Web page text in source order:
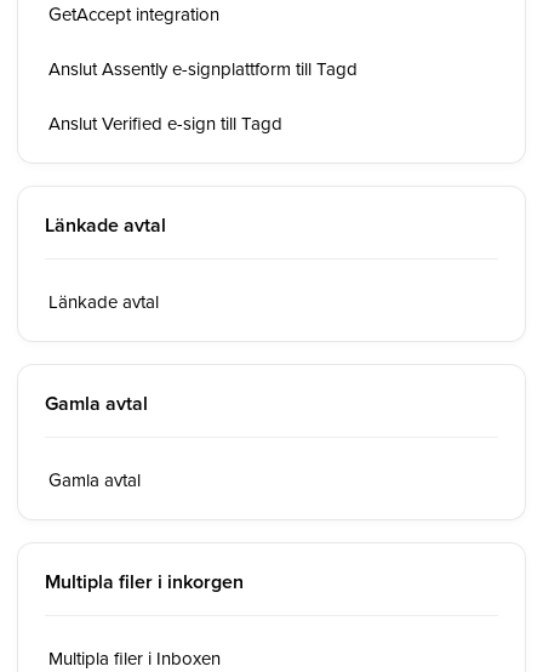
GetAccept integration
Anslut Assently e-signplattform till Tagd
Anslut Verified e-sign till Tagd
Länkade avtal
Länkade avtal
Gamla avtal
Gamla avtal
Multipla filer i inkorgen
Multipla filer i Inboxen